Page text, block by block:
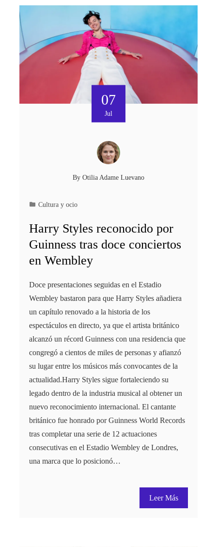
07
Jul
By Otilia Adame Luevano
Cultura y ocio
Harry Styles reconocido por
Guinness tras doce conciertos
en Wembley
Doce presentaciones seguidas en el Estadio
Wembley bastaron para que Harry Styles añadiera
un capítulo renovado a la historia de los
espectáculos en directo, ya que el artista británico
alcanzó un récord Guinness con una residencia que
congregó a cientos de miles de personas y afianzó
su lugar entre los músicos más convocantes de la
actualidad.Harry Styles sigue fortaleciendo su
legado dentro de la industria musical al obtener un
nuevo reconocimiento internacional. El cantante
británico fue honrado por Guinness World Records
tras completar una serie de 12 actuaciones
consecutivas en el Estadio Wembley de Londres,
una marca que lo posicionó…
Leer Más